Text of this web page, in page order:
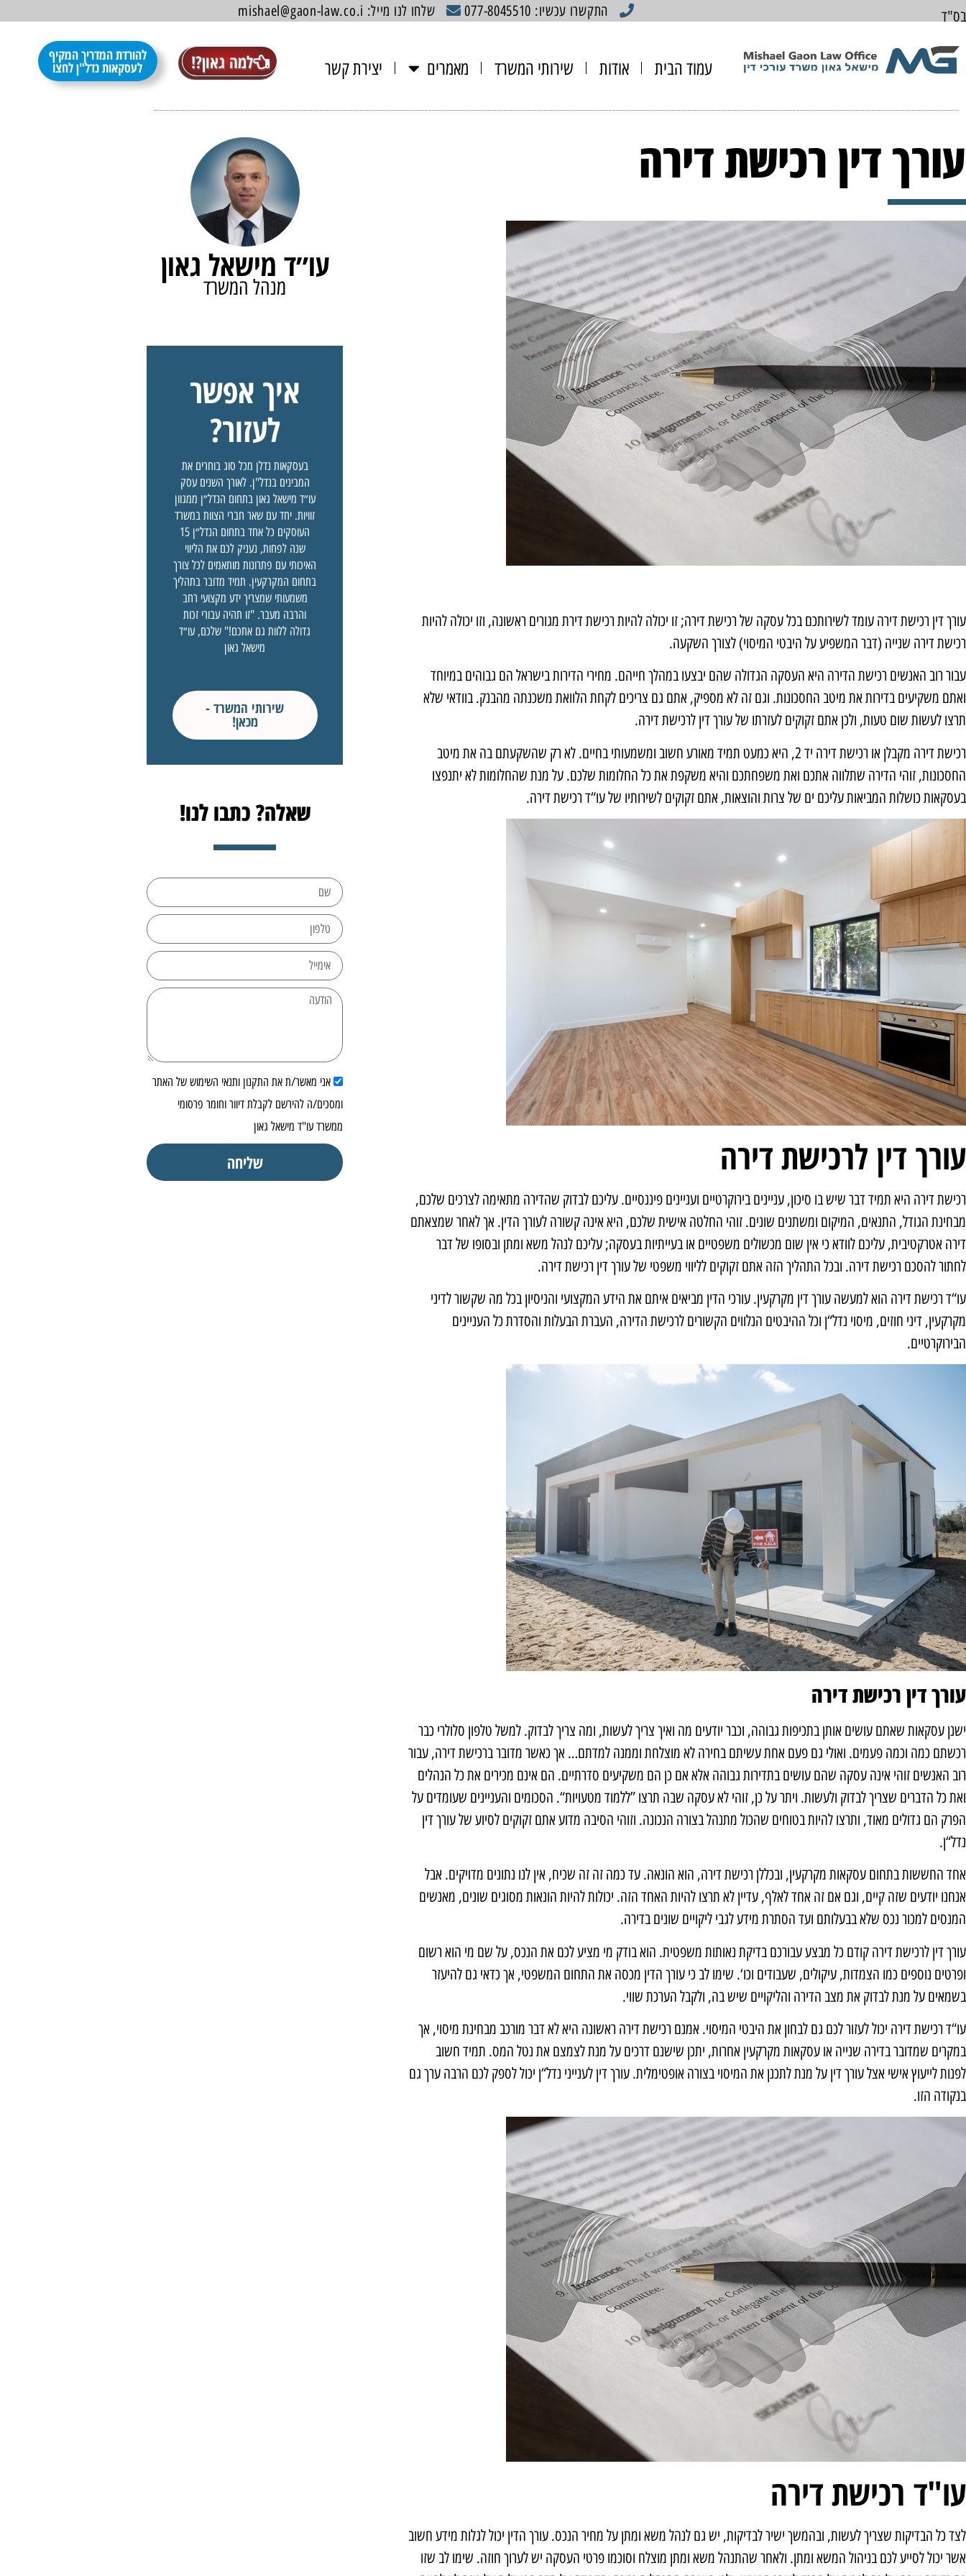
בס"ד התקשרו עכשיו: 077-8045510 שלחו לנו מייל: mishael@gaon-law.co.i
עמוד הבית אודות שירותי המשרד מאמרים יצירת קשר למה גאון?! להורדת המדריך המקיף
לעסקאות נדל"ן לחצו
עורך דין רכישת דירה
עורך דין רכישת דירה עומד לשירותכם בכל עסקה של רכישת דירה; זו יכולה להיות רכישת דירת מגורים ראשונה, וזו יכולה להיות
רכישת דירה שנייה (דבר המשפיע על היבטי המיסוי) לצורך השקעה.
עבור רוב האנשים רכישת הדירה היא העסקה הגדולה שהם יבצעו במהלך חייהם. מחירי הדירות בישראל הם גבוהים במיוחד
ואתם משקיעים בדירות את מיטב החסכונות. וגם זה לא מספיק, אתם גם צריכים לקחת הלוואת משכנתה מהבנק. בוודאי שלא
תרצו לעשות שום טעות, ולכן אתם זקוקים לעזרתו של עורך דין לרכישת דירה.
רכישת דירה מקבלן או רכישת דירה יד 2, היא כמעט תמיד מאורע חשוב ומשמעותי בחיים. לא רק שהשקעתם בה את מיטב
החסכונות, זוהי הדירה שתלווה אתכם ואת משפחתכם והיא משקפת את כל החלומות שלכם. על מנת שהחלומות לא יתנפצו
בעסקאות כושלות המביאות עליכם ים של צרות והוצאות, אתם זקוקים לשירותיו של עו“ד רכישת דירה.
עורך דין לרכישת דירה
רכישת דירה היא תמיד דבר שיש בו סיכון, עניינים בירוקרטיים ועניינים פיננסיים. עליכם לבדוק שהדירה מתאימה לצרכים שלכם,
מבחינת הגודל, התנאים, המיקום ומשתנים שונים. זוהי החלטה אישית שלכם, היא אינה קשורה לעורך הדין. אך לאחר שמצאתם
דירה אטרקטיבית, עליכם לוודא כי אין שום מכשולים משפטיים או בעייתיות בעסקה; עליכם לנהל משא ומתן ובסופו של דבר
לחתור להסכם רכישת דירה. ובכל התהליך הזה אתם זקוקים לליווי משפטי של עורך דין רכישת דירה.
עו“ד רכישת דירה הוא למעשה עורך דין מקרקעין. עורכי הדין מביאים איתם את הידע המקצועי והניסיון בכל מה שקשור לדיני
מקרקעין, דיני חוזים, מיסוי נדל“ן וכל ההיבטים הנלווים הקשורים לרכישת הדירה, העברת הבעלות והסדרת כל העניינים
הבירוקרטיים.
עורך דין רכישת דירה
ישנן עסקאות שאתם עושים אותן בתכיפות גבוהה, וכבר יודעים מה ואיך צריך לעשות, ומה צריך לבדוק. למשל טלפון סלולרי כבר
רכשתם כמה וכמה פעמים. ואולי גם פעם אחת עשיתם בחירה לא מוצלחת וממנה למדתם… אך כאשר מדובר ברכישת דירה, עבור
רוב האנשים זוהי אינה עסקה שהם עושים בתדירות גבוהה אלא אם כן הם משקיעים סדרתיים. הם אינם מכירים את כל הנהלים
ואת כל הדברים שצריך לבדוק ולעשות. ויתר על כן, זוהי לא עסקה שבה תרצו ”ללמוד מטעויות“. הסכומים והעניינים שעומדים על
הפרק הם גדולים מאוד, ותרצו להיות בטוחים שהכול מתנהל בצורה הנכונה. וזוהי הסיבה מדוע אתם זקוקים לסיוע של עורך דין
נדל“ן.
אחד החששות בתחום עסקאות מקרקעין, ובכללן רכישת דירה, הוא הונאה. עד כמה זה זה שכיח, אין לנו נתונים מדויקים. אבל
אנחנו יודעים שזה קיים, וגם אם זה אחד לאלף, עדיין לא תרצו להיות האחד הזה. יכולות להיות הונאות מסוגים שונים, מאנשים
המנסים למכור נכס שלא בבעלותם ועד הסתרת מידע לגבי ליקויים שונים בדירה.
עורך דין לרכישת דירה קודם כל מבצע עבורכם בדיקת נאותות משפטית. הוא בודק מי מציע לכם את הנכס, על שם מי הוא רשום
ופרטים נוספים כמו הצמדות, עיקולים, שעבודים וכו‘. שימו לב כי עורך הדין מכסה את התחום המשפטי, אך כדאי גם להיעזר
בשמאים על מנת לבדוק את מצב הדירה והליקויים שיש בה, ולקבל הערכת שווי.
עו“ד רכישת דירה יכול לעזור לכם גם לבחון את היבטי המיסוי. אמנם רכישת דירה ראשונה היא לא דבר מורכב מבחינת מיסוי, אך
במקרים שמדובר בדירה שנייה או עסקאות מקרקעין אחרות, יתכן שישנם דרכים על מנת לצמצם את נטל המס. תמיד חשוב
לפנות לייעוץ אישי אצל עורך דין על מנת לתכנן את המיסוי בצורה אופטימלית. עורך דין לענייני נדל“ן יכול לספק לכם הרבה ערך גם
בנקודה הזו.
עו"ד רכישת דירה
לצד כל הבדיקות שצריך לעשות, ובהמשך ישיר לבדיקות, יש גם לנהל משא ומתן על מחיר הנכס. עורך הדין יכול לגלות מידע חשוב
אשר יכול לסייע לכם בניהול המשא ומתן. ולאחר שהתנהל משא ומתן מוצלח וסוכמו פרטי העסקה יש לערוך חוזה. שימו לב שזו
עו״ד מישאל גאון
מנהל המשרד
איך אפשר
לעזור?
בעסקאות נדלן מכל סוג בוחרים את
המבינים בנדל"ן. לאורך השנים עסק
עו״ד מישאל גאון בתחום הנדל״ן ממגוון
זוויות. יחד עם שאר חברי הצוות במשרד
העוסקים כל אחד בתחום הנדל״ן 15
שנה לפחות, נעניק לכם את הליווי
האיכותי עם פתרונות מותאמים לכל צורך
בתחום המקרקעין. תמיד מדובר בתהליך
משמעותי שמצריך ידע מקצועי רחב
והרבה מעבר. "זו תהיה עבורי זכות
גדולה ללוות גם אתכם!" שלכם, עו״ד
מישאל גאון
שירותי המשרד -
מכאן!
שאלה? כתבו לנו!
אני מאשר/ת את התקנון ותנאי השימוש של האתר
ומסכים/ה להירשם לקבלת דיוור וחומר פרסומי
ממשרד עו"ד מישאל גאון
שליחה